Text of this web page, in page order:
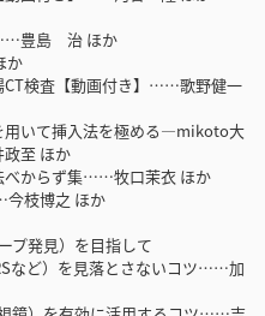
豊島 治 ほか
か
検査【動画付き】……歌野健一
用いて挿入法を極める―mikoto大
至 ほか
べからず集……牧口茉衣 ほか
枝博之 ほか
プ発見）を目指して
など）を見落とさないコツ……加